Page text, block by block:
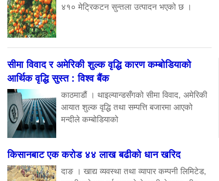
४१० मेट्रिकटन सुन्तला उत्पादन भएको छ ।
सीमा विवाद र अमेरिकी शुल्क वृद्धि कारण कम्बोडियाको
आर्थिक वृद्धि सुस्त : विश्व बैंक
काठमाडौं । थाइल्यान्डसँगको सीमा विवाद, अमेरिकी
आयात शुल्क वृद्धि तथा सम्पत्ति बजारमा आएको
मन्दीले कम्बोडियाको
किसानबाट एक करोड ४४ लाख बढीको धान खरिद
दाङ । खाद्य व्यवस्था तथा व्यापार कम्पनी लिमिटेड,